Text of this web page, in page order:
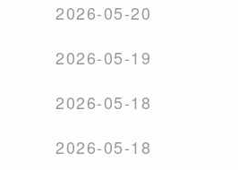
2026-05-20
2026-05-19
2026-05-18
2026-05-18